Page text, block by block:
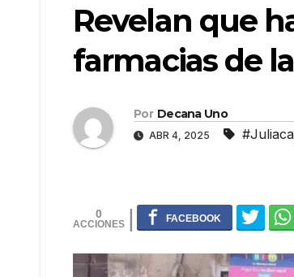
Revelan que
farmacias de
Por Decana Uno
ABR 4, 2025 #Juliaca
0